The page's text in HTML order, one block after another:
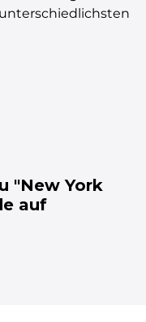
"New York
auf